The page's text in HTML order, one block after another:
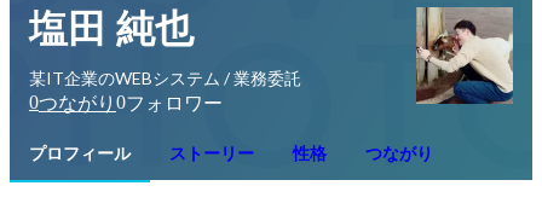
塩田 純也
某IT企業のWEBシステム / 業務委託
0つながり 0フォロワー
プロフィール ストーリー 性格 つながり